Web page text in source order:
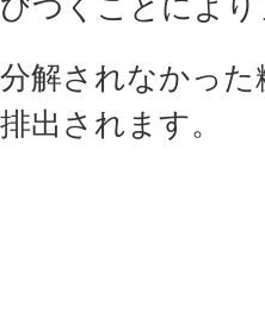
分解されなかっ
排出されます。